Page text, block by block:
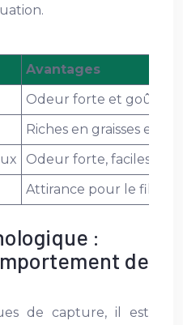
Avantages
Odeur forte et goût
Riches en graisses et
Odeur forte, faciles à
Attirance pour le fil et
:
de
de capture, il est